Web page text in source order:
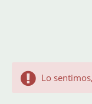
Lo